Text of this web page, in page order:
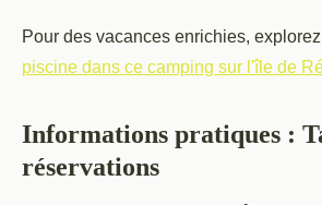
Pour des vacances enrichies,
piscine dans ce camping sur l'île de
Informations pratiques :
réservations